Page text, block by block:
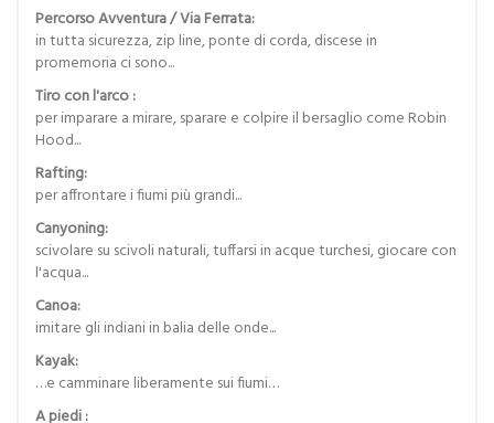
Percorso Avventura / Via Ferrata:
in tutta sicurezza, zip line, ponte di corda, discese in
promemoria ci sono...
Tiro con l'arco :
per imparare a mirare, sparare e colpire il bersaglio come Robin
Hood...
Rafting:
per affrontare i fiumi più grandi...
Canyoning:
scivolare su scivoli naturali, tuffarsi in acque turchesi, giocare con
l'acqua...
Canoa:
imitare gli indiani in balia delle onde...
Kayak:
…e camminare liberamente sui fiumi…
A piedi :